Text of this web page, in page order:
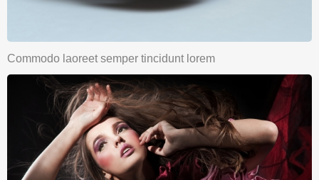
Commodo laoreet semper tincidunt lorem